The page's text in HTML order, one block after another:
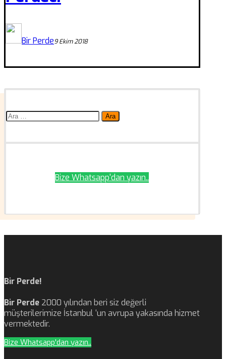
Bir Perde9 Ekim 2018
Arama:
Bize Whatsapp'dan yazın..
Bir Perde!
Bir Perde 2000 yılından beri siz değerli
müşterilerimize İstanbul ‘un avrupa yakasında hizmet
vermektedir.
Bize Whatsapp'dan yazın..